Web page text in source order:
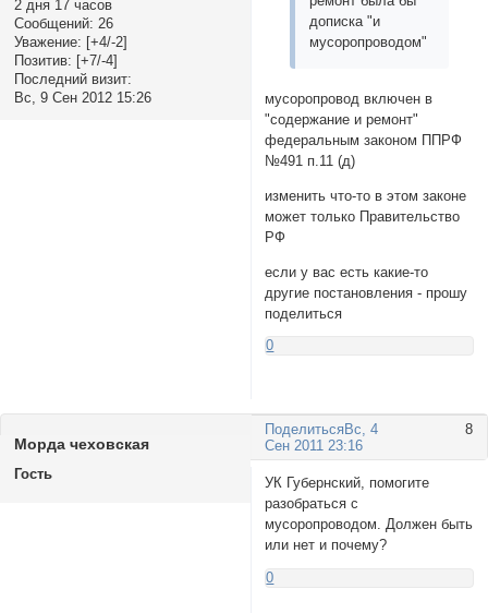
2 дня 17 часов
Сообщений: 26
Уважение: [+4/-2]
Позитив: [+7/-4]
Последний визит:
Вс, 9 Сен 2012 15:26
дописка "и
мусоропроводом"
мусоропровод включен в
"содержание и ремонт"
федеральным законом ППРФ
№491 п.11 (д)
изменить что-то в этом законе
может только Правительство
РФ
если у вас есть какие-то
другие постановления - прошу
поделиться
0
Поделиться 8
Вс, 4
Сен 2011 23:16
Морда чеховская
Гость
УК Губернский, помогите
разобраться с
мусоропроводом. Должен быть
или нет и почему?
0